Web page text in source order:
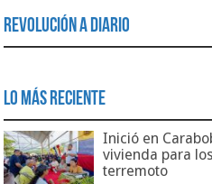
Revolución a Diario
Lo Más Reciente
Inició en
vivienda para
terremoto